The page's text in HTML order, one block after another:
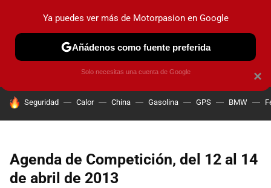
PRUEBAS COCHES ELÉCTRICOS OBSERVATORIO
HOY SE HABLA DE
Seguridad Calor China Gasolina GPS BMW
Agenda de Competición, del 12 al 14
de abril de 2013
×
Ya puedes ver más de Motorpasion en Google
Añádenos como fuente preferida
Solo necesitas una cuenta de Google